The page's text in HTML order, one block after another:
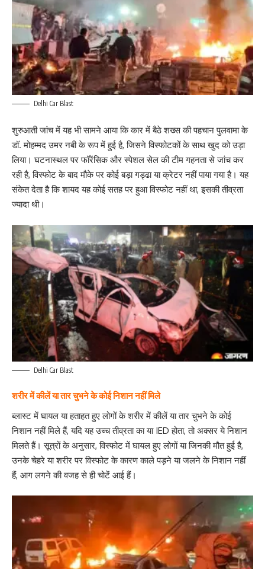
Delhi Car Blast
शुरुआती जांच में यह भी सामने आया कि कार में बैठे शख्स की पहचान पुलवामा के
डॉ. मोहम्मद उमर नबी के रूप में हुई है, जिसने विस्फोटकों के साथ खुद को उड़ा
लिया। घटनास्थल पर फॉरेंसिक और स्पेशल सेल की टीम गहनता से जांच कर
रही है, विस्फोट के बाद मौके पर कोई बड़ा गड्ढा या क्रेटर नहीं पाया गया है। यह
संकेत देता है कि शायद यह कोई सतह पर हुआ विस्फोट नहीं था, इसकी तीव्रता
ज्यादा थी।
Delhi Car Blast
शरीर में कीलें या तार चुभने के कोई निशान नहीं मिले
ब्लास्ट में घायल या हताहत हुए लोगों के शरीर में कीलें या तार चुभने के कोई
निशान नहीं मिले हैं, यदि यह उच्च तीव्रता का या IED होता, तो अक्सर ये निशान
मिलते हैं। सूत्रों के अनुसार, विस्फोट में घायल हुए लोगों या जिनकी मौत हुई है,
उनके चेहरे या शरीर पर विस्फोट के कारण काले पड़ने या जलने के निशान नहीं
हैं, आग लगने की वजह से ही चोटें आई हैं।